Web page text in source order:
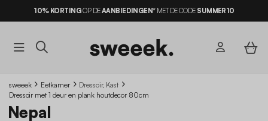
10% KORTINGOP DEAANBIEDINGEN*MET DE CODE SUMMER10
sweeek Eetkamer
Dressoir, Kast
Dressoir met 1 deur en plank houtdecor 80cm
Nepal